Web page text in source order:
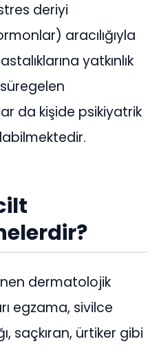
deriyi
aracılığıyla
yatkınlık
da kişide psikiyatrik
dermatolojik
egzama, sivilce
saçkıran, ürtiker gibi